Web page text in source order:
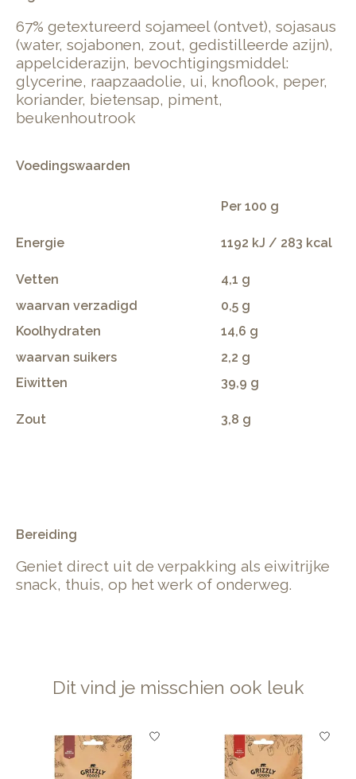
67% getextureerd sojameel (ontvet), sojasaus
(water, sojabonen, zout, gedistilleerde azijn),
appelciderazijn, bevochtigingsmiddel:
glycerine, raapzaadolie, ui, knoflook, peper,
koriander, bietensap, piment,
beukenhoutrook
Voedingswaarden
Per 100 g
Energie 1192 kJ / 283 kcal
Vetten
4,1 g
waarvan verzadigd
0,5 g
Koolhydraten
14,6 g
waarvan suikers
2,2 g
Eiwitten
39,9 g
Zout 3,8 g
Bereiding
Geniet direct uit de verpakking als eiwitrijke
snack, thuis, op het werk of onderweg.
Dit vind je misschien ook leuk
Items van productcarrousel